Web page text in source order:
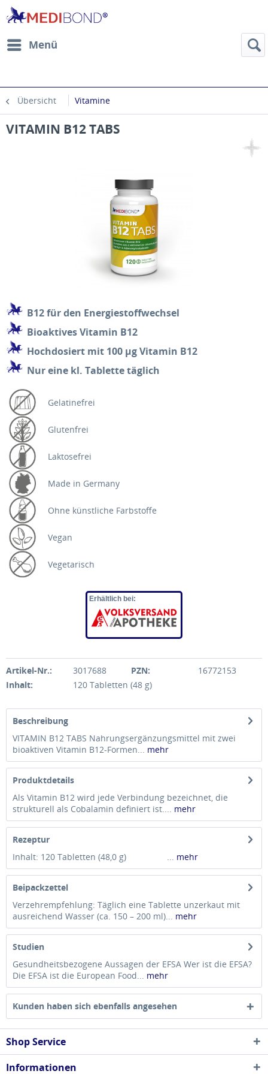
Menü
Übersicht Vitamine
VITAMIN B12 TABS
B12 für den Energiestoffwechsel
Bioaktives Vitamin B12
Hochdosiert mit 100 µg Vitamin B12
Nur eine kl. Tablette täglich
Gelatinefrei
Glutenfrei
Laktosefrei
Made in Germany
Ohne künstliche Farbstoffe
Vegan
Vegetarisch
Erhältlich bei:
Artikel-Nr.: 3017688 PZN:
16772153
Inhalt:
120 Tabletten (48 g)
Beschreibung
VITAMIN B12 TABS Nahrungsergänzungsmittel mit zwei
bioaktiven Vitamin B12-Formen... mehr
Produktdetails
Als Vitamin B12 wird jede Verbindung bezeichnet, die
strukturell als Cobalamin definiert ist.... mehr
Rezeptur
Inhalt: 120 Tabletten (48,0 g) ... mehr
Beipackzettel
Verzehrempfehlung: Täglich eine Tablette unzerkaut mit
ausreichend Wasser (ca. 150 – 200 ml)... mehr
Studien
Gesundheitsbezogene Aussagen der EFSA Wer ist die EFSA?
Die EFSA ist die European Food... mehr
Kunden haben sich ebenfalls angesehen
Shop Service
Informationen